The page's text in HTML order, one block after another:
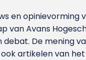
en
van Avans
De mening
ook artikelen van